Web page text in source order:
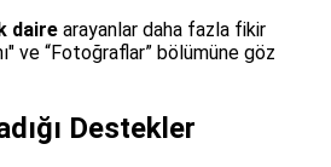
daire arayanlar daha fazla fikir
ve “Fotoğraflar” bölümüne göz
Destekler